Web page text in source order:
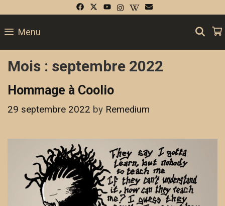
content
Menu
Mois : septembre 2022
Hommage à Coolio
29 septembre 2022 by Remedium